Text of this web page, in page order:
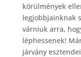
körülmények
legjobbjainknak
várniuk arra,
léphessenek!
járvány